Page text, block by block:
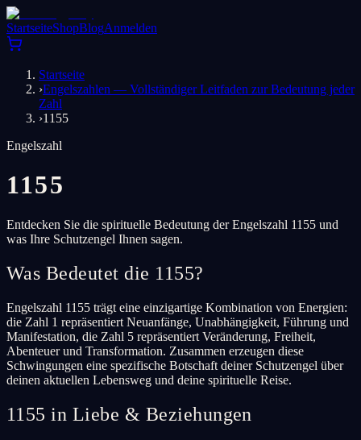
StartseiteShopBlogAnmelden
Startseite
›Engelszahlen — Vollständiger Leitfaden zur Bedeutung jeder
Zahl
›1155
Engelszahl
1155
Entdecken Sie die spirituelle Bedeutung der Engelszahl 1155 und
was Ihre Schutzengel Ihnen sagen.
Was Bedeutet die 1155?
Engelszahl 1155 trägt eine einzigartige Kombination von Energien:
die Zahl 1 repräsentiert Neuanfänge, Unabhängigkeit, Führung und
Manifestation, die Zahl 5 repräsentiert Veränderung, Freiheit,
Abenteuer und Transformation. Zusammen erzeugen diese
Schwingungen eine spezifische Botschaft deiner Schutzengel über
deinen aktuellen Lebensweg und deine spirituelle Reise.
1155 in Liebe & Beziehungen